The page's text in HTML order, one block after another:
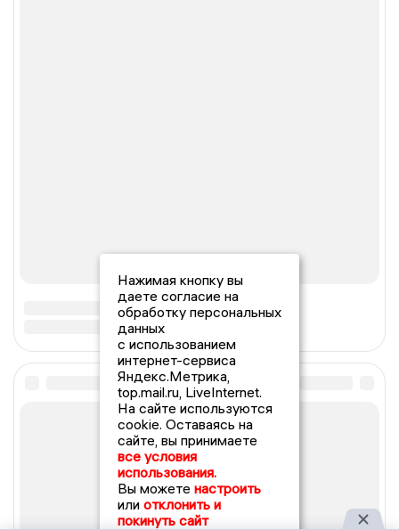
Нажимая кнопку вы
даете согласие на
обработку персональных
данных
с использованием
интернет-сервиса
Яндекс.Метрика,
top.mail.ru, LiveInternet.
На сайте используются
cookie. Оставаясь на
сайте, вы принимаете
все условия
использования.
Вы можете настроить
или отклонить и
покинуть сайт